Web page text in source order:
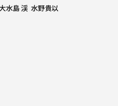
水島 渓 水野貴以